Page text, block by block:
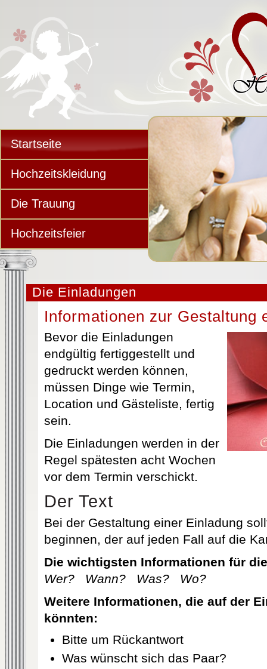
Startseite
Hochzeitskleidung
Die Trauung
Hochzeitsfeier
Die Einladungen
Informationen zur Gestaltung
Bevor die Einladungen
endgültig fertiggestellt und
gedruckt werden können,
müssen Dinge wie Termin,
Location und Gästeliste, fertig
sein.
Die Einladungen werden in der
Regel spätesten acht Wochen
vor dem Termin verschickt.
Der Text
Bei der Gestaltung einer Einladung
beginnen, der auf jeden Fall auf die
Die wichtigsten Informationen für
Wer?
Wann? Was?
Wo?
Weitere Informationen, die auf der
könnten:
Bitte um Rückantwort
Was wünscht sich das Paar?